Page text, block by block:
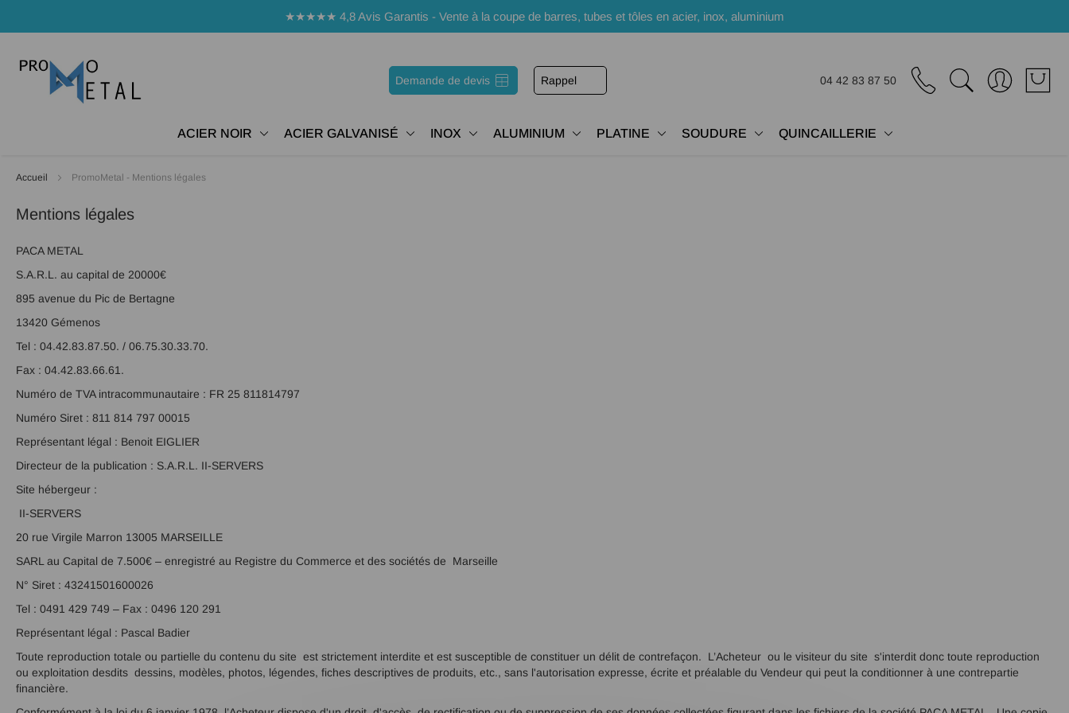
★★★★★ 4,8 Avis Garantis - Vente à la coupe de barres, tubes et tôles en acier, inox, aluminium
Demande de devis Rappel 04 42 83 87 50
ACIER NOIR ACIER GALVANISÉ INOX ALUMINIUM PLATINE SOUDURE QUINCAILLERIE
Accueil PromoMetal - Mentions légales
Mentions légales
PACA METAL
S.A.R.L. au capital de 20000€
895 avenue du Pic de Bertagne
13420 Gémenos
Tel : 04.42.83.87.50. / 06.75.30.33.70.
Fax : 04.42.83.66.61.
Numéro de TVA intracommunautaire : FR 25 811814797
Numéro Siret : 811 814 797 00015
Représentant légal : Benoit EIGLIER
Directeur de la publication : S.A.R.L. II-SERVERS
Site hébergeur :
II-SERVERS
20 rue Virgile Marron 13005 MARSEILLE
SARL au Capital de 7.500€ – enregistré au Registre du Commerce et des sociétés de Marseille
N° Siret : 43241501600026
Tel : 0491 429 749 – Fax : 0496 120 291
Représentant légal : Pascal Badier
Toute reproduction totale ou partielle du contenu du site est strictement interdite et est susceptible de constituer un délit de contrefaçon. L’Acheteur ou le visiteur du site s'interdit donc toute reproduction
ou exploitation desdits dessins, modèles, photos, légendes, fiches descriptives de produits, etc., sans l'autorisation expresse, écrite et préalable du Vendeur qui peut la conditionner à une contrepartie
financière.